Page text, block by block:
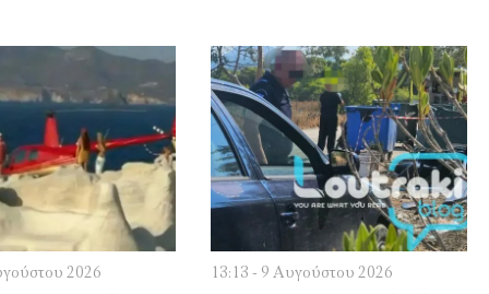
2026 13:13 - 9 Αυγούστου 2026